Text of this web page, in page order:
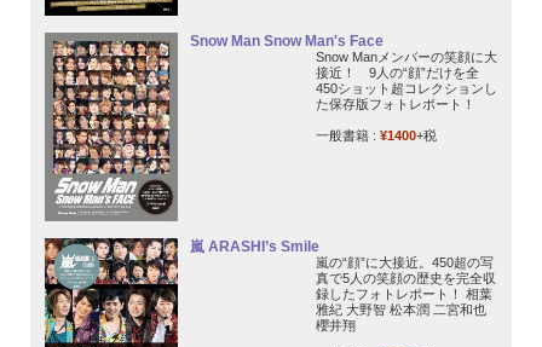
Snow Man Snow Man's Face
Snow Manメンバーの笑顔に大
接近！ 9人の“顔”だけを全
450ショット超コレクションし
た保存版フォトレポート！
一般書籍 : ¥1400+税
嵐 ARASHI’s Smile
嵐の“顔”に大接近。450超の写
真で5人の笑顔の歴史を完全収
録したフォトレポート！ 相葉
雅紀 大野智 松本潤 二宮和也
櫻井翔